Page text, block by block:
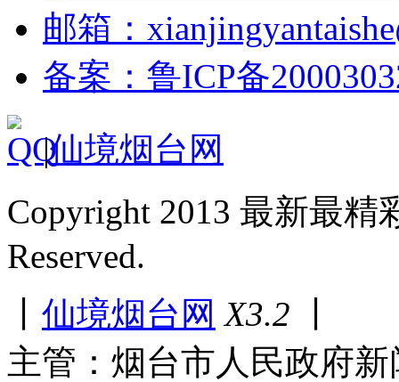
邮箱：
备案：鲁ICP备
|仙境烟台网
Copyright 2013 最新最
Reserved.
仙境烟台网 X3.2
主管：烟台市人民政府